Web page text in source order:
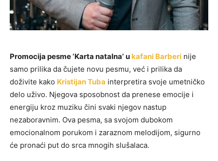
Promocija pesme ‘Karta natalna’ u kafani Barberi nije
samo prilika da čujete novu pesmu, već i prilika da
doživite kako Kristijan Tuba interpretira svoje umetničko
delo uživo. Njegova sposobnost da prenese emocije i
energiju kroz muziku čini svaki njegov nastup
nezaboravnim. Ova pesma, sa svojom dubokom
emocionalnom porukom i zaraznom melodijom, sigurno
će pronaći put do srca mnogih slušalaca.